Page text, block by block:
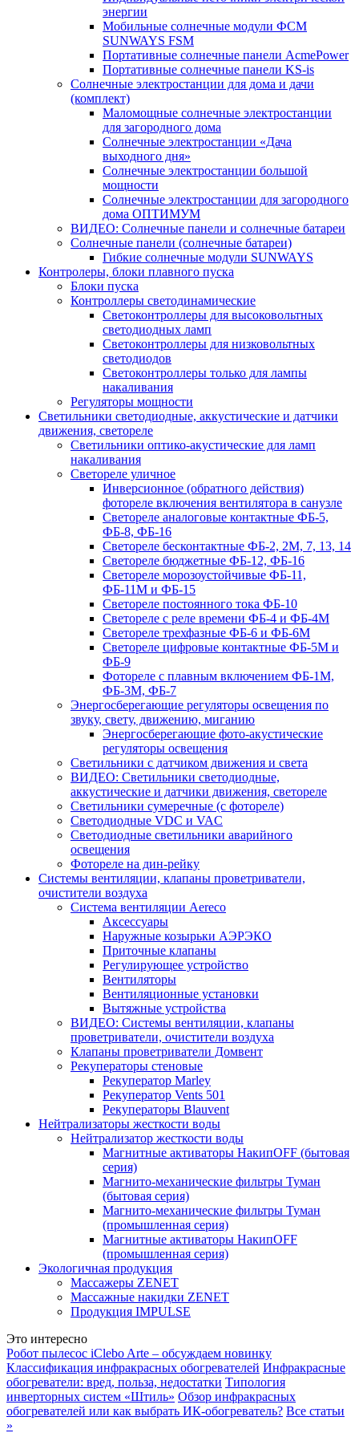
энергии
Мобильные солнечные модули ФСМ
SUNWAYS FSM
Портативные солнечные панели AcmePower
Портативные солнечные панели KS-is
Солнечные электростанции для дома и дачи
(комплект)
Маломощные солнечные электростанции
для загородного дома
Солнечные электростанции «Дача
выходного дня»
Солнечные электростанции большой
мощности
Солнечные электростанции для загородного
дома ОПТИМУМ
ВИДЕО: Солнечные панели и солнечные батареи
Солнечные панели (солнечные батареи)
Гибкие солнечные модули SUNWAYS
Контролеры, блоки плавного пуска
Блоки пуска
Контроллеры светодинамические
Светоконтроллеры для высоковольтных
светодиодных ламп
Светоконтроллеры для низковольтных
светодиодов
Светоконтроллеры только для лампы
накаливания
Регуляторы мощности
Светильники светодиодные, аккустические и датчики
движения, светореле
Светильники оптико-акустические для ламп
накаливания
Светореле уличное
Инверсионное (обратного действия)
фотореле включения вентилятора в санузле
Светореле аналоговые контактные ФБ-5,
ФБ-8, ФБ-16
Светореле бесконтактные ФБ-2, 2М, 7, 13, 14
Светореле бюджетные ФБ-12, ФБ-16
Светореле морозоустойчивые ФБ-11,
ФБ-11М и ФБ-15
Светореле постоянного тока ФБ-10
Светореле с реле времени ФБ-4 и ФБ-4М
Светореле трехфазные ФБ-6 и ФБ-6М
Светореле цифровые контактные ФБ-5М и
ФБ-9
Фотореле с плавным включением ФБ-1М,
ФБ-3М, ФБ-7
Энергосберегающие регуляторы освещения по
звуку, свету, движению, миганию
Энергосберегающие фото-акустические
регуляторы освещения
Светильники с датчиком движения и света
ВИДЕО: Светильники светодиодные,
аккустические и датчики движения, светореле
Светильники сумеречные (с фотореле)
Светодиодные VDC и VAC
Светодиодные светильники аварийного
освещения
Фотореле на дин-рейку
Системы вентиляции, клапаны проветриватели,
очистители воздуха
Система вентиляции Aereco
Аксессуары
Наружные козырьки АЭРЭКО
Приточные клапаны
Регулирующее устройство
Вентиляторы
Вентиляционные установки
Вытяжные устройства
ВИДЕО: Системы вентиляции, клапаны
проветриватели, очистители воздуха
Клапаны проветриватели Домвент
Рекуператоры стеновые
Рекуператор Marley
Рекуператор Vents 501
Рекуператоры Blauvent
Нейтрализаторы жесткости воды
Нейтрализатор жесткости воды
Магнитные активаторы НакипOFF (бытовая
серия)
Магнито-механические фильтры Туман
(бытовая серия)
Магнито-механические фильтры Туман
(промышленная серия)
Магнитные активаторы НакипOFF
(промышленная серия)
Экологичная продукция
Массажеры ZENET
Массажные накидки ZENET
Продукция IMPULSE
Это интересно
Робот пылесос iClebo Arte – обсуждаем новинку
Классификация инфракрасных обогревателей Инфракрасные
обогреватели: вред, польза, недостатки Типология
инверторных систем «Штиль» Обзор инфракрасных
обогревателей или как выбрать ИК-обогреватель? Все статьи
»